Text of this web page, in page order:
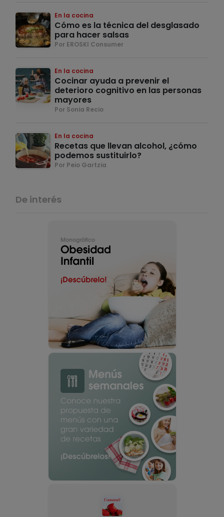
En la cocina
Cómo es la técnica del desglasado
para hacer salsas
Por EROSKI Consumer
En la cocina
Cocinar ayuda a prevenir el
deterioro cognitivo en las personas
mayores
Por Sonia Recio
En la cocina
Recetas que llevan alcohol, ¿cómo
podemos sustituirlo?
Por Peio Gartzia
De interés